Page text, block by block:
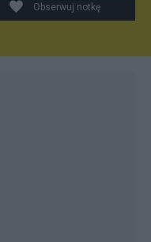
Obserwuj notkę